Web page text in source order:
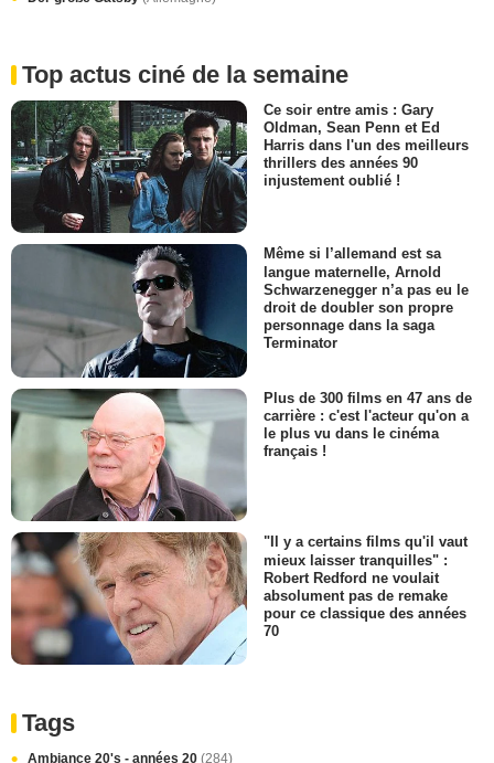
Top actus ciné de la semaine
Ce soir entre amis : Gary
Oldman, Sean Penn et Ed
Harris dans l'un des meilleurs
thrillers des années 90
injustement oublié !
Même si l’allemand est sa
langue maternelle, Arnold
Schwarzenegger n’a pas eu le
droit de doubler son propre
personnage dans la saga
Terminator
Plus de 300 films en 47 ans de
carrière : c'est l'acteur qu'on a
le plus vu dans le cinéma
français !
"Il y a certains films qu'il vaut
mieux laisser tranquilles" :
Robert Redford ne voulait
absolument pas de remake
pour ce classique des années
70
Tags
Ambiance 20's - années 20 (284)